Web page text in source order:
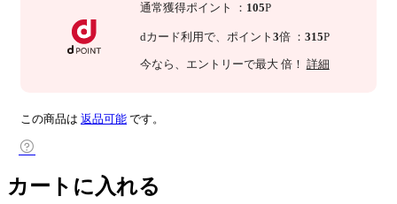
通常獲得ポイント ： 105P
dカード利用で、 ポイント 3倍 ： 315P
今なら 、エントリーで最大 倍！ 詳細
この商品は 返品可能 です。
カートに入れる